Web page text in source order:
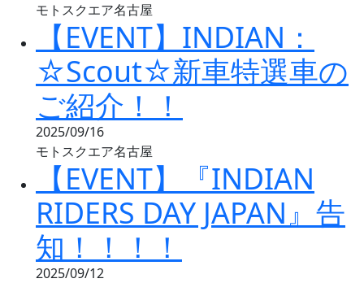
モトスクエア名古屋
【EVENT】INDIAN：
☆Scout☆新車特選車の
ご紹介！！
2025/09/16
モトスクエア名古屋
【EVENT】『INDIAN
RIDERS DAY JAPAN』告
知！！！！
2025/09/12